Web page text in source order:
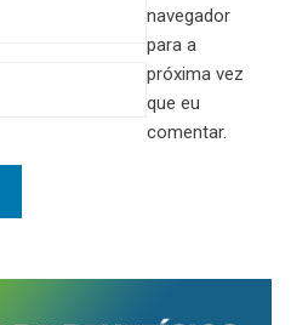
navegador
para a
próxima vez
que eu
comentar.